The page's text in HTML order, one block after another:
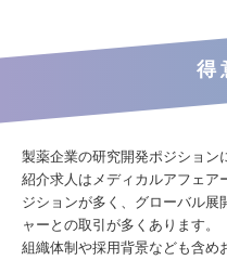
得
製薬企業の研究開発ポジション
紹介求人はメディカルアフェア
ジションが多く、グローバル展
ャーとの取引が多くあります。
組織体制や採用背景なども含め